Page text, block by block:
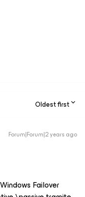
Oldest first
Forum|Forum|2 years ago
Failover